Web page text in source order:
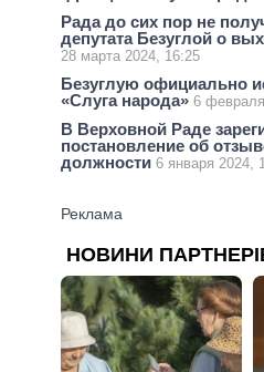
Рада до сих пор не
депутата Безуглой о
28 марта 2024, 16:25
Безуглую официально
«Слуга народа» 6
В Верховной Раде
постановление об
должности 6 января 2024,